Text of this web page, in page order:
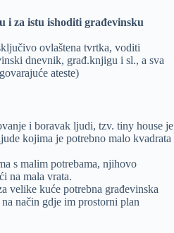
i za istu ishoditi građevinsku
ovlaštena tvrtka, voditi
dnevnik, građ.knjigu i sl., a sva
ateste)
i boravak ljudi, tzv. tiny house je
kojima je potrebno malo kvadrata
s malim potrebama, njihovo
na mala vrata.
velike kuće potrebna građevinska
način gdje im prostorni plan